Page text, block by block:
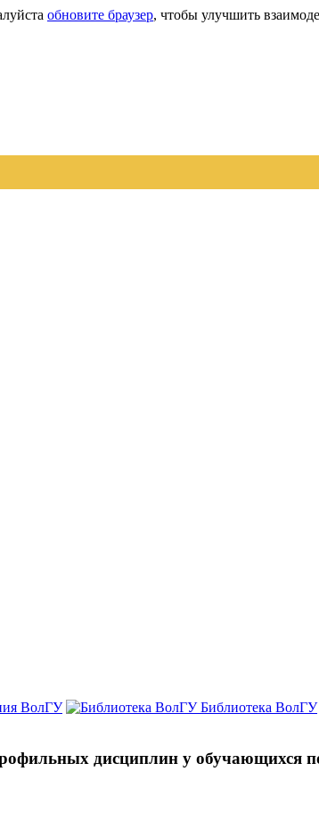
обновите браузер, чтобы улучшить
ВолГУ Библиотека ВолГУ
дисциплин у обучающихся